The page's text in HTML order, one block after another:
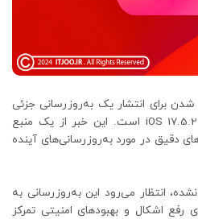
برای انتشار یک به‌روزرسانی جزئی
برای گوشی‌های آیفون با نسخه iOS 17.5.2 است. این خبر از یک منبع
دقیق در مورد به‌روزرسانی‌های آینده
انتظار می‌رود این به‌روزرسانی به
اشکال و بهبودهای امنیتی تمرکز